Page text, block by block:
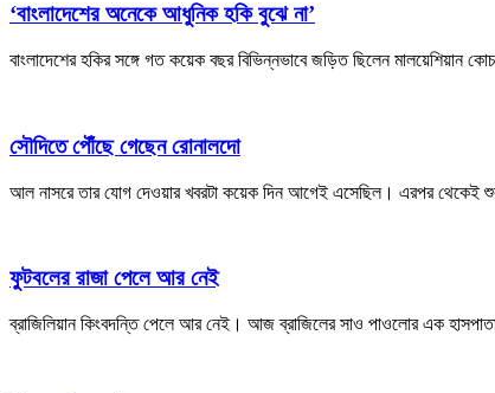
‘বাংলাদেশের অনেকে আধুনিক হকি বুঝে না’
বাংলাদেশের হকির সঙ্গে গত কয়েক বছর বিভিন্নভাবে জড়িত ছিলেন
সৌদিতে পৌঁছে গেছেন রোনালদো
আল নাসরে তার যোগ দেওয়ার খবরটা কয়েক দিন আগেই এসেছিল। এরপর
ফুটবলের রাজা পেলে আর নেই
ব্রাজিলিয়ান কিংবদন্তি পেলে আর নেই। আজ ব্রাজিলের সাও পাওলোর এক